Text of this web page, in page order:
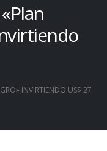
INVIRTIENDO US$ 27